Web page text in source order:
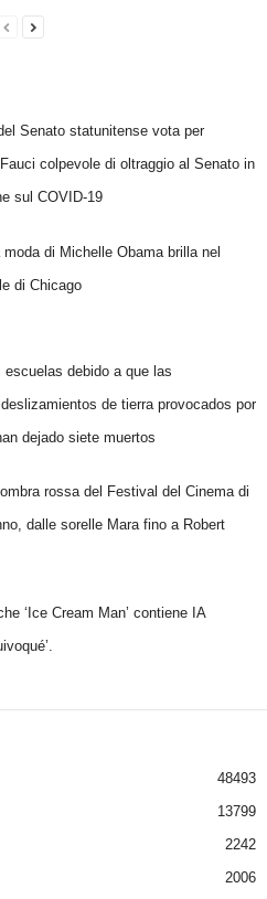
Senato statunitense vota per
colpevole di oltraggio al Senato in
sul COVID-19
moda di Michelle Obama brilla nel
di Chicago
debido a que las
de tierra provocados por
dejado siete muertos
rossa del Festival del Cinema di
dalle sorelle Mara fino a Robert
‘Ice Cream Man’ contiene IA
48493
13799
2242
2006